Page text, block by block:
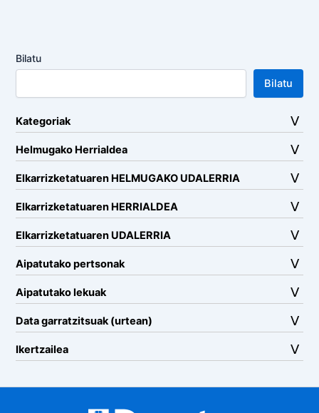
Bilatu
Bilatu
Kategoriak
Helmugako Herrialdea
Elkarrizketatuaren HELMUGAKO UDALERRIA
Elkarrizketatuaren HERRIALDEA
Elkarrizketatuaren UDALERRIA
Aipatutako pertsonak
Aipatutako lekuak
Data garratzitsuak (urtean)
Ikertzailea